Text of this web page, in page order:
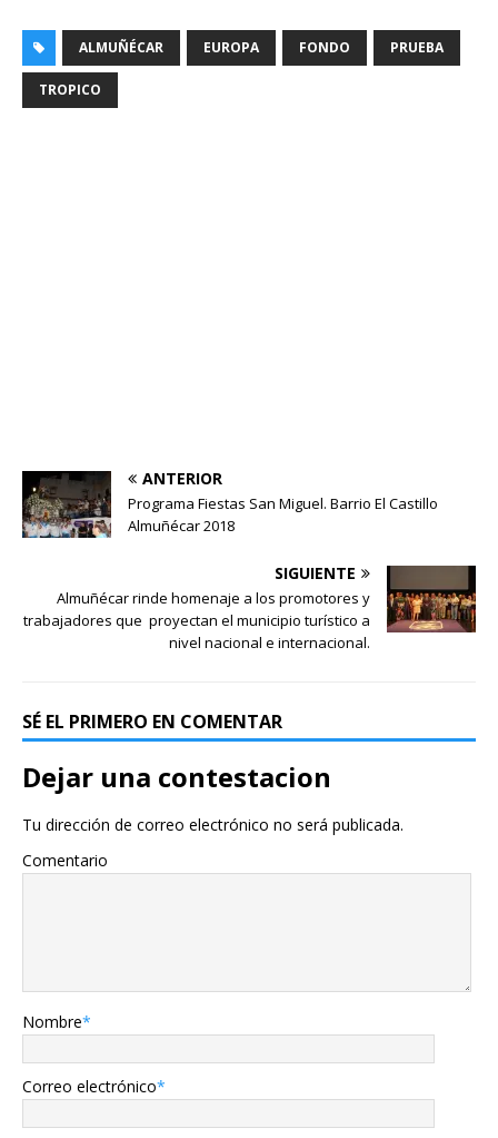
ALMUÑÉCAR EUROPA FONDO PRUEBA
TROPICO
ANTERIOR
Programa Fiestas San Miguel. Barrio El Castillo
Almuñécar 2018
SIGUIENTE
Almuñécar rinde homenaje a los promotores y
trabajadores que proyectan el municipio turístico a
nivel nacional e internacional.
SÉ EL PRIMERO EN COMENTAR
Dejar una contestacion
Tu dirección de correo electrónico no será publicada.
Comentario
Nombre*
Correo electrónico*